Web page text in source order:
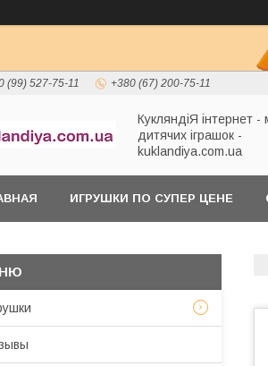
(99) 527-75-11 +380 (67) 200-75-11
КукляндіЯ інтернет -
дитячих іграшок -
kuklandiya.com.ua
ИГРУШКИ ПО СУПЕР ЦЕНЕ